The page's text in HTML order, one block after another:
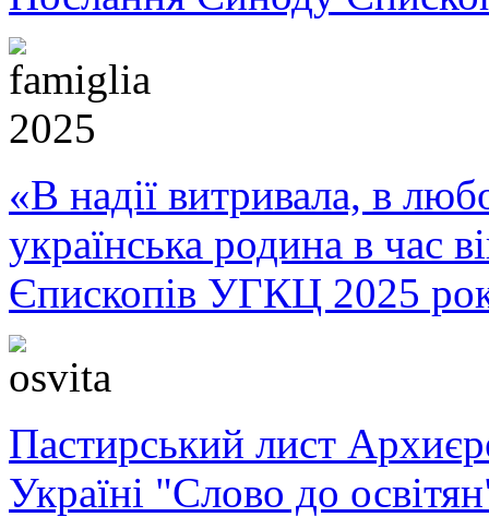
«В надії витривала, в
українська родина в час
Єпископів УГКЦ 2025
Пастирський лист
Україні "Слово до